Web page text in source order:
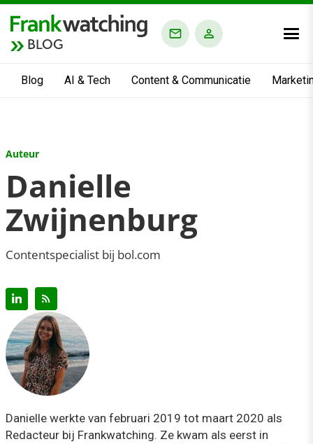
BLOG
Blog AI & Tech Content & Communicatie
Auteur
Danielle
Zwijnenburg
Contentspecialist bij bol.com
Danielle werkte van februari 2019 tot maart 2020 als
Redacteur bij Frankwatching. Ze kwam als eerst in